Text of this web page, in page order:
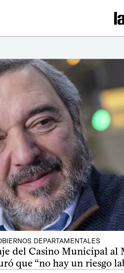
DEPARTAMENTALES
del Casino Municipal al
que “no hay un riesgo